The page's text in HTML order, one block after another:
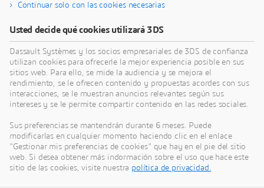
Insignia digital disponible
Contactar con un partner
Continuar solo con las cookies necesarias
Usted decide qué cookies utilizará 3DS
Dassault Systèmes y los socios empresariales de 3DS de confianza
utilizan cookies para ofrecerle la mejor experiencia posible en sus
sitios web. Para ello, se mide la audiencia y se mejora el
rendimiento, se le ofrecen contenido y propuestas acordes con sus
interacciones, se le muestran anuncios relevantes según sus
intereses y se le permite compartir contenido en las redes sociales.
Sus preferencias se mantendrán durante 6 meses. Puede
modificarlas en cualquier momento haciendo clic en el enlace
"Gestionar mis preferencias de cookies" que hay en el pie del sitio
web. Si desea obtener más indormación sobre el uso que hace este
sitio de las cookies, visite nuestra política de privacidad.